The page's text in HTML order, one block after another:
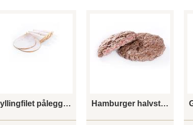
Kyllingfilet pålegg røkt Hamburger halvstekt 175g